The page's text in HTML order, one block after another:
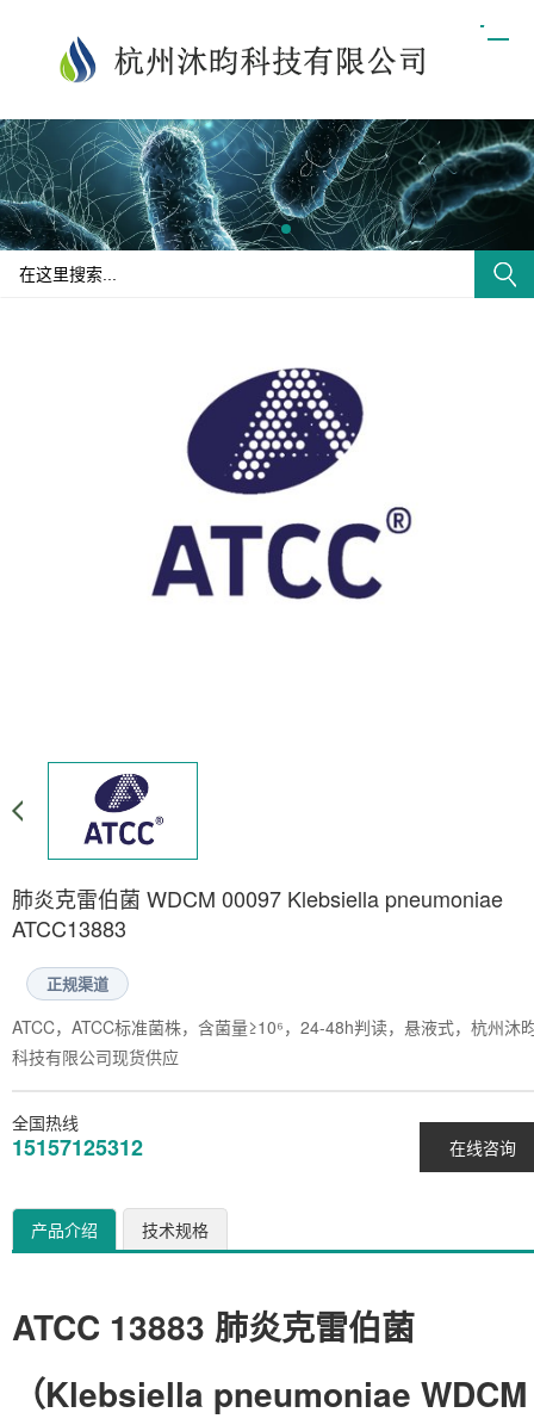
肺炎克雷伯菌 WDCM 00097 Klebsiella pneumoniae
ATCC13883
正规渠道
ATCC，ATCC标准菌株，含菌量≥10⁶，24-48h判读，悬液式，杭州沐
科技有限公司现货供应
在线咨询
全国热线
15157125312
产品介绍 技术规格
ATCC 13883 肺炎克雷伯菌
（Klebsiella pneumoniae WDCM